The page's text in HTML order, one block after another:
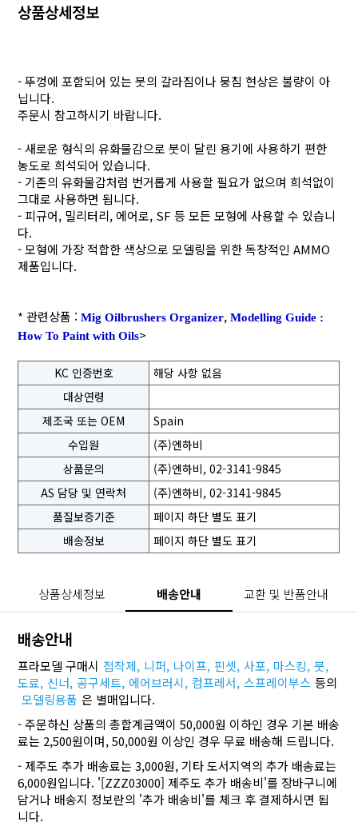
상품상세정보
- 뚜껑에 포함되어 있는 붓의 갈라짐이나 뭉침 현상은 불량이 아
닙니다.
주문시 참고하시기 바랍니다.
- 새로운 형식의 유화물감으로 붓이 달린 용기에 사용하기 편한
농도로 희석되어 있습니다.
- 기존의 유화물감처럼 번거롭게 사용할 필요가 없으며 희석없이
그대로 사용하면 됩니다.
- 피규어, 밀리터리, 에어로, SF 등 모든 모형에 사용할 수 있습니
다.
- 모형에 가장 적합한 색상으로 모델링을 위한 독창적인 AMMO
제품입니다.
* 관련상품 :Mig Oilbrushers Organizer,Modelling Guide :
How To Paint with Oils>
KC 인증번호
해당 사항 없음
대상연령
제조국 또는 OEM
Spain
수입원
(주)엔하비
상품문의
(주)엔하비, 02-3141-9845
AS 담당 및 연락처
(주)엔하비, 02-3141-9845
품질보증기준
페이지 하단 별도 표기
배송정보
페이지 하단 별도 표기
상품상세정보 배송안내 교환 및 반품안내
배송안내
프라모델 구매시 접착제, 니퍼, 나이프, 핀셋, 사포, 마스킹, 붓,
도료, 신너, 공구세트, 에어브러시, 컴프레서, 스프레이부스 등의
모델링용품 은 별매입니다.
- 주문하신 상품의 총합계금액이 50,000원 이하인 경우 기본 배송
료는 2,500원이며, 50,000원 이상인 경우 무료 배송해 드립니다.
- 제주도 추가 배송료는 3,000원, 기타 도서지역의 추가 배송료는
6,000원입니다. '[ZZZ03000] 제주도 추가 배송비'를 장바구니에
담거나 배송지 정보란의 '추가 배송비'를 체크 후 결제하시면 됩
니다.